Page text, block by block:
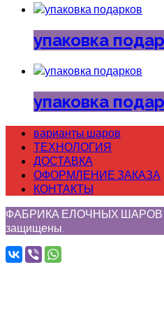
упаковка
упаковка
варианты шаров
ТЕХНОЛОГИЯ
ДОСТАВКА
ОФОРМЛЕНИЕ ЗАКАЗА
КОНТАКТЫ
ФАБРИКА ЕЛОЧНЫХ ШАРОВ ©
защищены.